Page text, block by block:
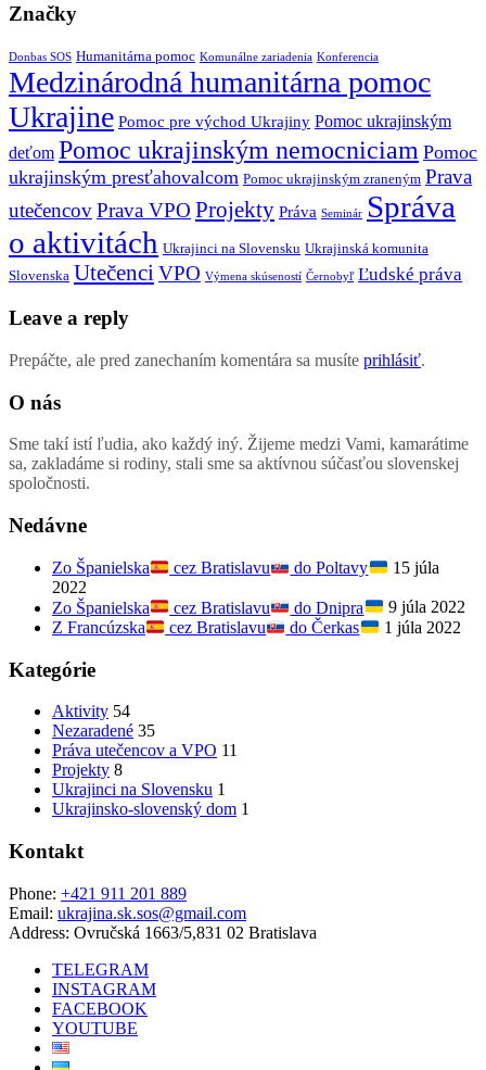
Značky
Donbas SOS Humanitárna pomoc Komunálne zariadenia Konferencia
Medzinárodná humanitárna pomoc
Ukrajine Pomoc pre východ Ukrajiny Pomoc ukrajinským
deťom Pomoc ukrajinským nemocniciam Pomoc
ukrajinským presťahovalcom Pomoc ukrajinským zraneným Prava
utečencovPrava VPO Projekty Práva Seminár Správa
o aktivitách Ukrajinci na Slovensku Ukrajinská komunita
Slovenska UtečenciVPO Výmena skúseností Černobyľ Ľudské práva
Leave a reply
Prepáčte, ale pred zanechaním komentára sa musíte prihlásiť.
O nás
Sme takí istí ľudia, ako každý iný. Žijeme medzi Vami, kamarátime
sa, zakladáme si rodiny, stali sme sa aktívnou súčasťou slovenskej
spoločnosti.
Nedávne
Zo Španielska cez Bratislavu do Poltavy
15 júla
2022
Zo Španielska
cez Bratislavu do Dnipra
9 júla 2022
Z Francúzska
cez Bratislavu do Čerkas 1 júla 2022
Kategórie
Aktivity 54
Nezaradené 35
Práva utečencov a VPO 11
Projekty 8
Ukrajinci na Slovensku 1
Ukrajinsko-slovenský dom 1
Kontakt
Phone: +421 911 201 889
Email: ukrajina.sk.sos@gmail.com
Address: Ovručská 1663/5,831 02 Bratislava
TELEGRAM
INSTAGRAM
FACEBOOK
YOUTUBE